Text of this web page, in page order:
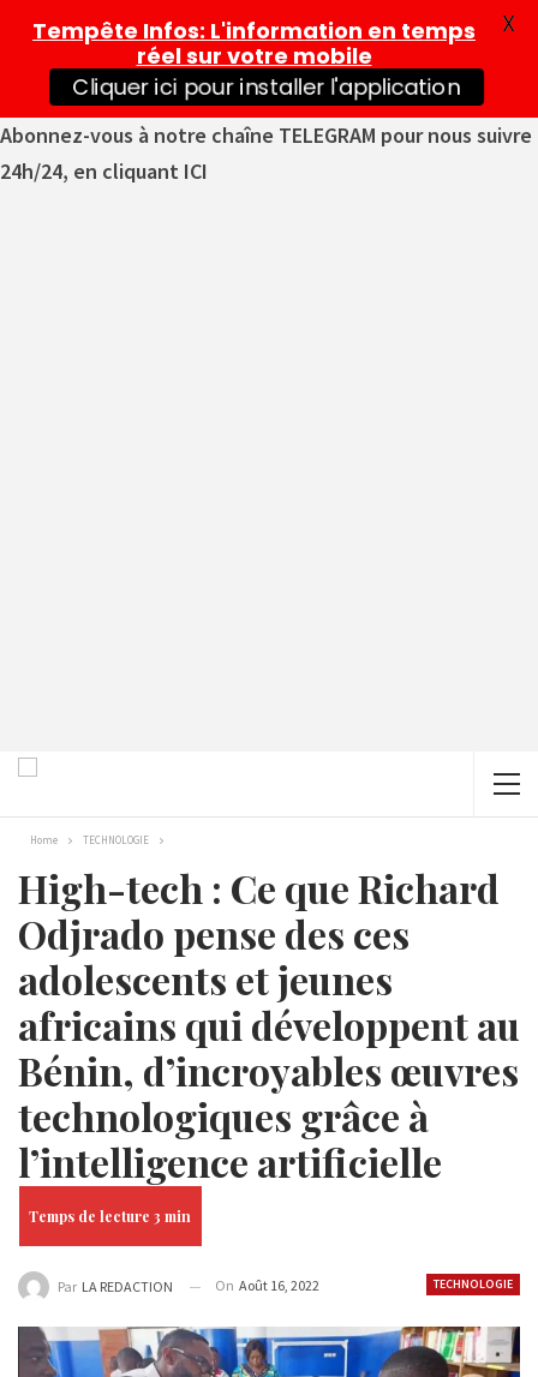
Abonnez-vous à notre chaîne TELEGRAM pour nous suivre
24h/24, en cliquant ICI
Home TECHNOLOGIE
High-tech : Ce que Richard
Odjrado pense des ces
adolescents et jeunes
africains qui développent au
Bénin, d’incroyables œuvres
technologiques grâce à
l’intelligence artificielle
TECHNOLOGIE
Par LA REDACTION On Août 16, 2022
Tempête Infos: L'information en temps
réel sur votre mobile
Cliquer ici pour installer l'application
X